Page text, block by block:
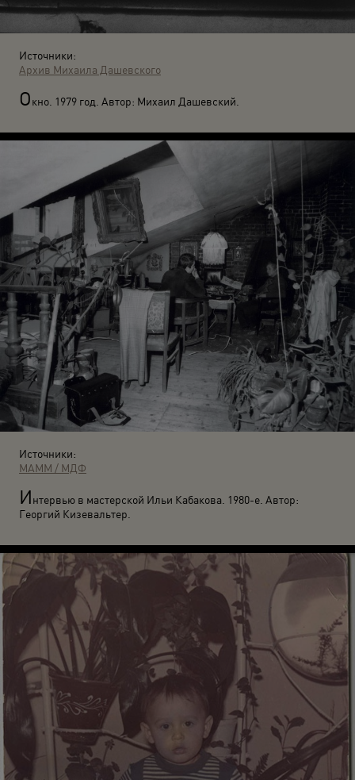
Источники:
Архив Михаила Дашевского
Окно. 1979 год. Автор: Михаил Дашевский.
Источники:
МАММ / МДФ
Интервью в мастерской Ильи Кабакова. 1980-е. Автор:
Георгий Кизевальтер.